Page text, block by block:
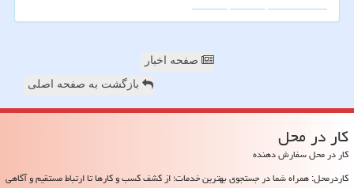
صفحه اخبار
بازگشت به صفحه اصلی
كار در محل
کار در محل سفارش دهنده
کاردرمحل: همراه شما در جستجوی بهترین خدمات؛ از کشف کسب و کارها تا ارتباط مستقیم و آگاهی